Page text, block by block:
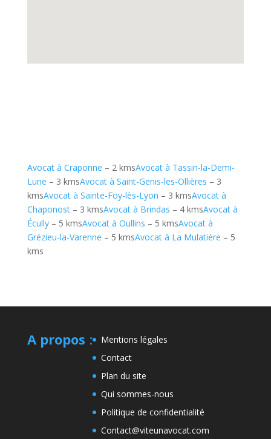
Avocat à Craponne – 2 kmsAvocat à Tassin-la-Demi-
Lune – 3 kmsAvocat à Saint-Genis-les-Ollières – 3
kmsAvocat à Sainte-Foy-lès-Lyon – 3 kmsAvocat à
Chaponost– 3 kmsAvocat à Brindas – 4 kmsAvocat à
Écully– 5 kmsAvocat à Oullins – 5 kmsAvocat à
Grézieu-la-Varenne – 5 kmsAvocat à La Mulatière – 5
kms
A propos :
Mentions légales
Contact
Plan du site
Qui sommes-nous
Politique de confidentialité
Contact@viteunavocat.com